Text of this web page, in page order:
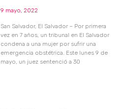
9 mayo, 2022
San Salvador, El Salvador – Por primera
vez en 7 años, un tribunal en El Salvador
condena a una mujer por sufrir una
emergencia obstétrica. Este lunes 9 de
mayo, un juez sentenció a 30